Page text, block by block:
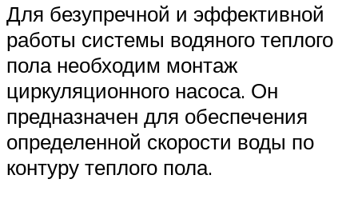
Для безупречной и эффективной
работы системы водяного теплого
пола необходим монтаж
циркуляционного насоса. Он
предназначен для обеспечения
определенной скорости воды по
контуру теплого пола.